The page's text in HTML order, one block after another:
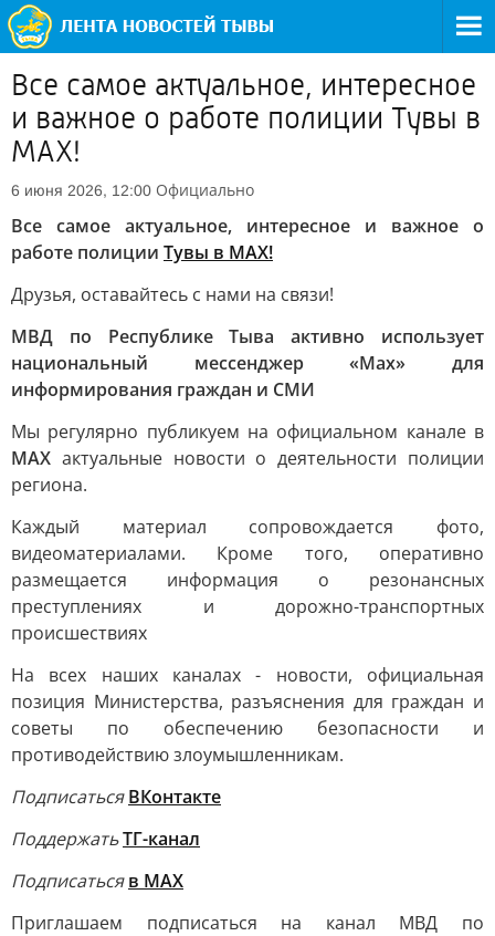
Все самое актуальное, интересное
и важное о работе полиции Тувы в
МАХ!
6 июня 2026, 12:00 Официально
Все самое актуальное, интересное и важное о
работе полиции Тувы в МАХ!
Друзья, оставайтесь с нами на связи!
МВД по Республике Тыва активно использует
национальный мессенджер «Мах» для
информирования граждан и СМИ
Мы регулярно публикуем на официальном канале в
МАХ актуальные новости о деятельности полиции
региона.
Каждый материал сопровождается фото,
видеоматериалами. Кроме того, оперативно
размещается информация о резонансных
преступлениях и дорожно-транспортных
происшествиях
На всех наших каналах - новости, официальная
позиция Министерства, разъяснения для граждан и
советы по обеспечению безопасности и
противодействию злоумышленникам.
Подписаться ВКонтакте
ПоддержатьТГ-канал
Подписатьсяв MAX
Приглашаем подписаться на канал МВД по